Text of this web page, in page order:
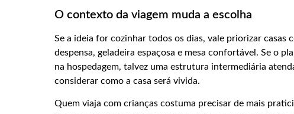
O contexto da viagem muda a escolha
Se a ideia for cozinhar todos os dias, vale priorizar casas
despensa, geladeira espaçosa e mesa confortável. Se o
na hospedagem, talvez uma estrutura intermediária
considerar como a casa será vivida.
Quem viaja com crianças costuma precisar de mais